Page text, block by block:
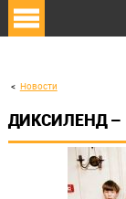
Новости
ДИКСИЛЕНД –